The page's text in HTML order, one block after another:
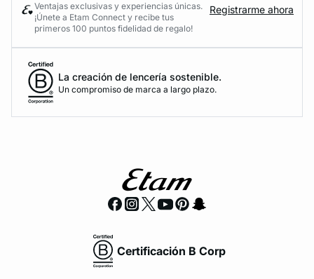
Ventajas exclusivas y experiencias únicas.
¡Únete a Etam Connect y recibe tus
primeros 100 puntos fidelidad de regalo!
Registrarme ahora
La creación de lencería sostenible.
Un compromiso de marca a largo plazo.
Certificación B Corp